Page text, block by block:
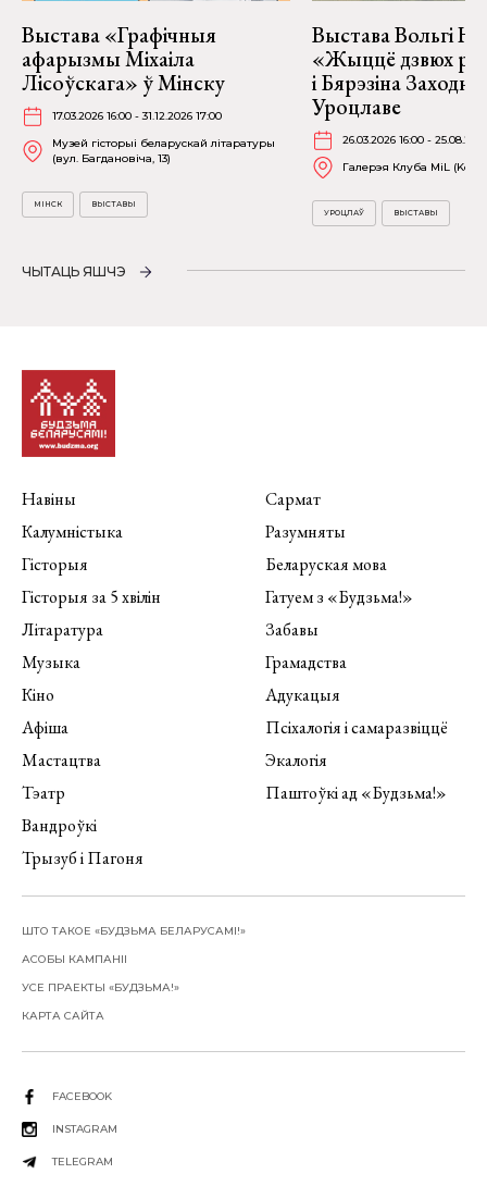
Выстава «Графічныя
афарызмы Міхаіла
Лісоўскага» ў Мінску
17.03.2026 16:00 - 31.12.2026 17:00
Музей гісторыі беларускай літаратуры
(вул. Багдановіча, 13)
МІНСК ВЫСТАВЫ
Выстава Вольгі
«Жыццё дзвюх
і Бярэзіна
Уроцлаве
26.03.2026 16:00 -
Галерэя Клуба MiL
УРОЦЛАЎ ВЫСТАВЫ
ЧЫТАЦЬ ЯШЧЭ
Навіны
Калумністыка
Гісторыя
Гісторыя за 5 хвілін
Літаратура
Музыка
Кіно
Афіша
Мастацтва
Тэатр
Вандроўкі
Трызуб і Пагоня
Сармат
Разумняты
Беларуская мова
Гатуем з «Будзьма!»
Забавы
Грамадства
Адукацыя
Псіхалогія і самаразвіццё
Экалогія
Паштоўкі ад «Будзьма!»
ШТО ТАКОЕ «БУДЗЬМА БЕЛАРУСАМІ!»
АСОБЫ КАМПАНІІ
УСЕ ПРАЕКТЫ «БУДЗЬМА!»
КАРТА САЙТА
FACEBOOK
INSTAGRAM
TELEGRAM